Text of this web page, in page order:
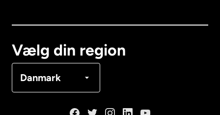
Vælg din region
Danmark